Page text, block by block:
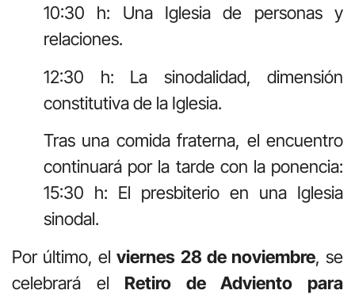
10:30 h: Una Iglesia de personas y
relaciones.
12:30 h: La sinodalidad, dimensión
constitutiva de la Iglesia.
Tras una comida fraterna, el encuentro
continuará por la tarde con la ponencia:
15:30 h: El presbiterio en una Iglesia
sinodal.
Por último, elviernes 28 de noviembre, se
celebrará el Retiro de Adviento para